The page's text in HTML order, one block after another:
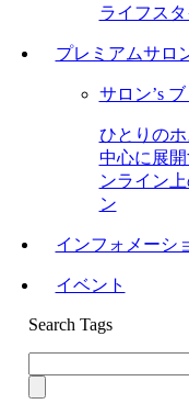
ライフス
プレミアムサロ
サロン’s
ひとりの
中心に展
ンライン
ン
インフォメーシ
イベント
Search Tags